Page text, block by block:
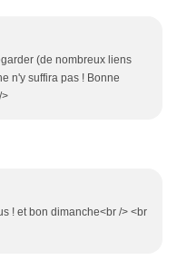
(de nombreux liens
n'y suffira pas ! Bonne
>
! et bon dimanche<br /> <br